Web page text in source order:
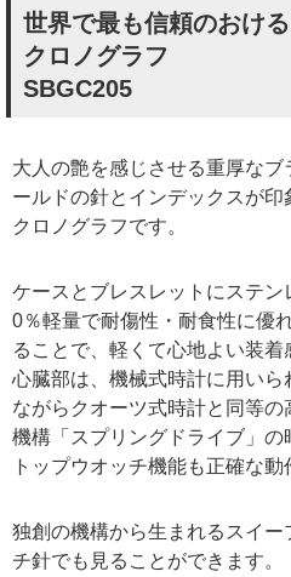
世界で最も信頼のおけ
クロノグラフ
SBGC205
大人の艶を感じさせる重厚な
ールドの針とインデックスが
クロノグラフです。
ケースとブレスレットにステ
0％軽量で耐傷性・耐食性に優
ることで、軽くて心地よい装着
心臓部は、機械式時計に用い
ながらクオーツ式時計と同等
機構「スプリングドライブ」
トップウオッチ機能も正確な動
独創の機構から生まれるスイ
チ針でも見ることができます。